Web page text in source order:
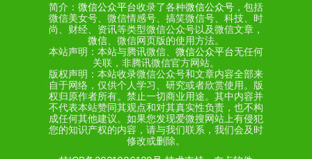
简介： 微信公众平台收录了各种微信公众号 ，包括
微信美女号、微信情感号、搞笑微信号、科技、时
尚、财经、资讯等类型微信公众号以及微信文章，
微信 、微信网页版的使用方法。
本站声明：本站与腾讯微信、 微信公众平台无任何
关联，非腾讯微信官方网站。
版权声明：本站收录微信公众号和文章内容全部来
自于网络，仅供个人学习、研究或者欣赏使用。版
权归原作者所有。禁止一切商业用途。其中内容并
不代表本站赞同其观点和对其真实性负责，也不构
成任何其他建议。如果您发现爱微搜网站上有侵犯
您的知识产权的内容，请与我们联系，我们会及时
修改或删除。